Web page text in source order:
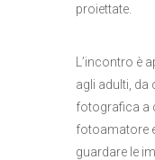
proiettate.
L’incontro è
agli adulti, da
fotografica a
fotoamatore
guardare le